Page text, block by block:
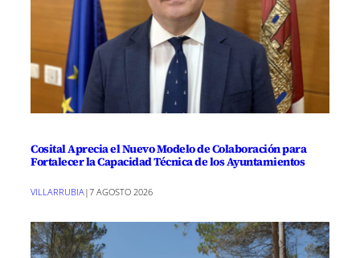
Cosital Aprecia el Nuevo Modelo de Colaboración para
Fortalecer la Capacidad Técnica de los Ayuntamientos
VILLARRUBIA|7 AGOSTO 2026